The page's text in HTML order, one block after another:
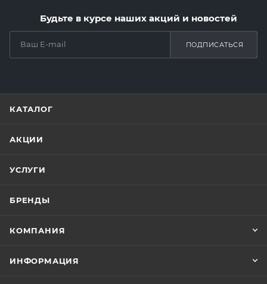
Будьте в курсе наших акций и новостей
ПОДПИСАТЬСЯ
КАТАЛОГ
АКЦИИ
УСЛУГИ
БРЕНДЫ
КОМПАНИЯ
ИНФОРМАЦИЯ